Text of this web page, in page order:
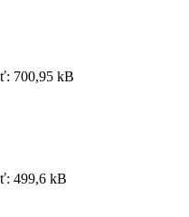
700,95 kB
499,6 kB